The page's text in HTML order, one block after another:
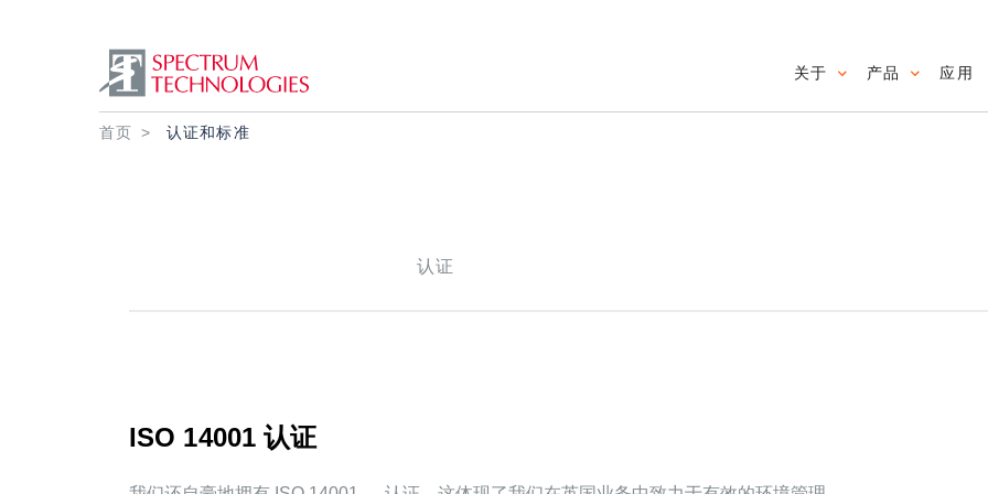
Main
关于 产品 应用
面包屑
首页 认证和标准
认证
ISO 14001 认证